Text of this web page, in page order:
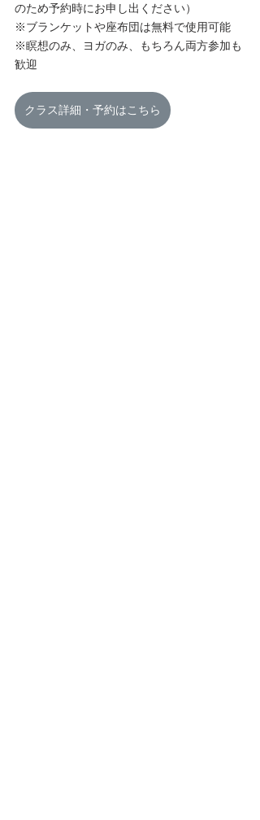
のため予約時にお申し出ください）
※ブランケットや座布団は無料で使用可能
※瞑想のみ、ヨガのみ、もちろん両方参加も
歓迎
クラス詳細・予約はこちら